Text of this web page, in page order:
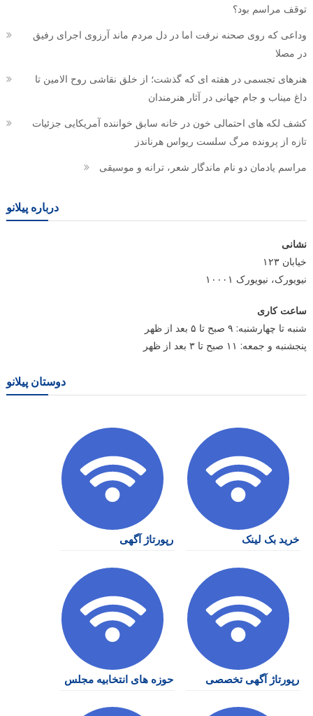
توقف مراسم بود؟
وداعی که روی صحنه نرفت اما در دل مردم ماند آرزوی اجرای رفیق
در مصلا
هنرهای تجسمی در هفته ای که گذشت؛ از خلق نقاشی روح الامین تا
داغ میناب و جام جهانی در آثار هنرمندان
کشف لکه های احتمالی خون در خانه سابق خواننده آمریکایی جزئیات
تازه از پرونده مرگ سلست ریواس هرناندز
مراسم یادمان دو نام ماندگار شعر، ترانه و موسیقی
درباره پیلانو
نشانی
خیابان ۱۲۳
نیویورک، نیویورک ۱۰۰۰۱
ساعت کاری
شنبه تا چهارشنبه: ۹ صبح تا ۵ بعد از ظهر
پنجشنبه و جمعه: ۱۱ صبح تا ۳ بعد از ظهر
دوستان پیلانو
خرید بک لینک رپورتاژ آگهی
رپورتاژ آگهی تخصصی حوزه های انتخابیه مجلس